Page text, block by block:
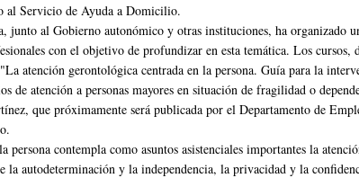
al Servicio de Ayuda a Domicilio.
junto al Gobierno autonómico y otras instituciones, ha organizado
con el objetivo de profundizar en esta temática. Los cursos,
atención gerontológica centrada en la persona. Guía para la
de atención a personas mayores en situación de fragilidad o
que próximamente será publicada por el Departamento de
persona contempla como asuntos asistenciales importantes la
la autodeterminación y la independencia, la privacidad y la